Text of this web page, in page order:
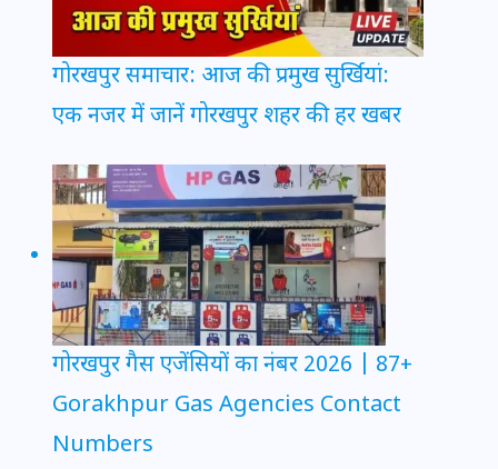
गोरखपुर समाचार: आज की प्रमुख सुर्खियां:
एक नजर में जानें गोरखपुर शहर की हर खबर
गोरखपुर गैस एजेंसियों का नंबर 2026 | 87+
Gorakhpur Gas Agencies Contact
Numbers